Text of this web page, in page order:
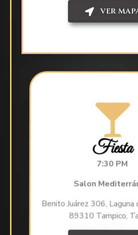
VER
Fiesta
7:30 PM
Salon
Benito Juárez 306, Laguna
89310 Tampico,